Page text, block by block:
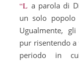
“La parola di Dio non si indirizza ad
un solo popolo
Ugualmente,
pur risentendo
periodo in